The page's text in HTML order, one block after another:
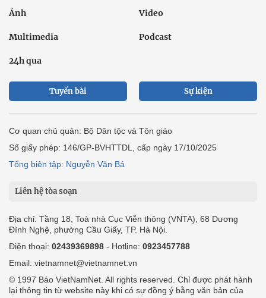
Ảnh Video
Multimedia Podcast
24h qua
Tuyến bài Sự kiện
Cơ quan chủ quản: Bộ Dân tộc và Tôn giáo
Số giấy phép: 146/GP-BVHTTDL, cấp ngày 17/10/2025
Tổng biên tập: Nguyễn Văn Bá
Liên hệ tòa soạn
Địa chỉ: Tầng 18, Toà nhà Cục Viễn thông (VNTA), 68 Dương
Đình Nghệ, phường Cầu Giấy, TP. Hà Nội.
Điện thoại: 02439369898 - Hotline: 0923457788
Email: vietnamnet@vietnamnet.vn
© 1997 Báo VietNamNet. All rights reserved. Chỉ được phát hành
lại thông tin từ website này khi có sự đồng ý bằng văn bản của